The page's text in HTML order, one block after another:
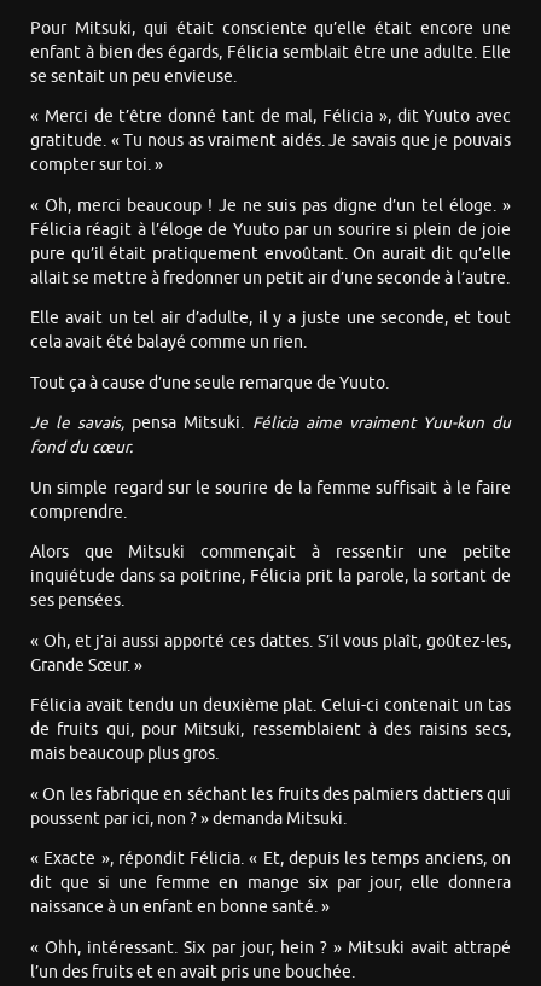
Pour Mitsuki, qui était consciente qu’elle était encore une
enfant à bien des égards, Félicia semblait être une adulte. Elle
se sentait un peu envieuse.
« Merci de t’être donné tant de mal, Félicia », dit Yuuto avec
gratitude. « Tu nous as vraiment aidés. Je savais que je pouvais
compter sur toi. »
« Oh, merci beaucoup ! Je ne suis pas digne d’un tel éloge. »
Félicia réagit à l’éloge de Yuuto par un sourire si plein de joie
pure qu’il était pratiquement envoûtant. On aurait dit qu’elle
allait se mettre à fredonner un petit air d’une seconde à l’autre.
Elle avait un tel air d’adulte, il y a juste une seconde, et tout
cela avait été balayé comme un rien.
Tout ça à cause d’une seule remarque de Yuuto.
Je le savais, pensa Mitsuki. Félicia aime vraiment Yuu-kun du
fond du cœur.
Un simple regard sur le sourire de la femme suffisait à le faire
comprendre.
Alors que Mitsuki commençait à ressentir une petite
inquiétude dans sa poitrine, Félicia prit la parole, la sortant de
ses pensées.
« Oh, et j’ai aussi apporté ces dattes. S’il vous plaît, goûtez-les,
Grande Sœur. »
Félicia avait tendu un deuxième plat. Celui-ci contenait un tas
de fruits qui, pour Mitsuki, ressemblaient à des raisins secs,
mais beaucoup plus gros.
« On les fabrique en séchant les fruits des palmiers dattiers qui
poussent par ici, non ? » demanda Mitsuki.
« Exacte », répondit Félicia. « Et, depuis les temps anciens, on
dit que si une femme en mange six par jour, elle donnera
naissance à un enfant en bonne santé. »
« Ohh, intéressant. Six par jour, hein ? » Mitsuki avait attrapé
l’un des fruits et en avait pris une bouchée.